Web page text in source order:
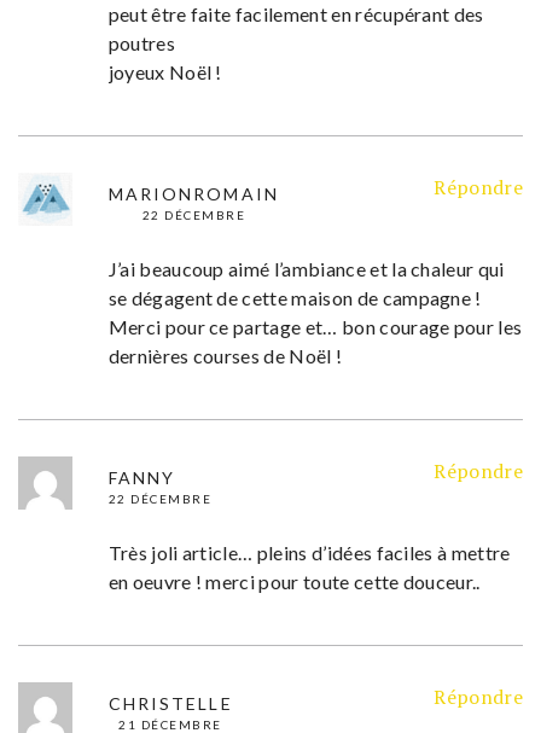
peut être faite facilement en récupérant des
poutres
joyeux Noël !
MARIONROMAIN
22 DÉCEMBRE
Répondre
J’ai beaucoup aimé l’ambiance et la chaleur qui
se dégagent de cette maison de campagne !
Merci pour ce partage et… bon courage pour les
dernières courses de Noël !
FANNY
22 DÉCEMBRE
Répondre
Très joli article… pleins d’idées faciles à mettre
en oeuvre ! merci pour toute cette douceur..
CHRISTELLE
21 DÉCEMBRE
Répondre